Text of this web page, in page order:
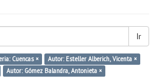
Ir
Cuencas ×
Autor: Esteller Alberich, Vicenta ×
Autor: Gómez Balandra, Antonieta ×